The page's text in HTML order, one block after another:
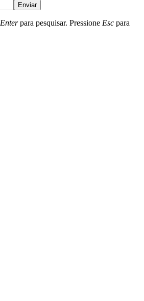
Enviar
Enterpara pesquisar. Pressione Esc para